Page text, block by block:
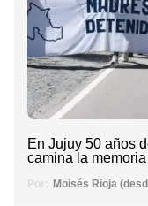
En Jujuy 50 años
camina la memoria
Por: Moisés Rioja